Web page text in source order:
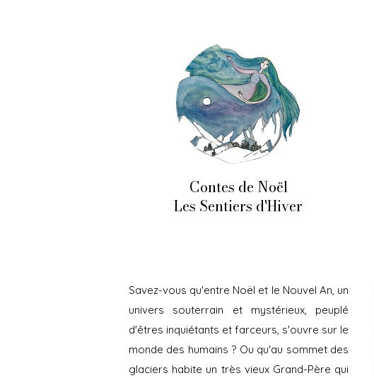
Contes de Noël
Les Sentiers d'Hiver
Savez-vous qu'entre Noël et le Nouvel An, un
univers souterrain et mystérieux, peuplé
d'êtres inquiétants et farceurs, s'ouvre sur le
monde des humains ? Ou qu'au sommet des
glaciers habite un très vieux Grand-Père qui